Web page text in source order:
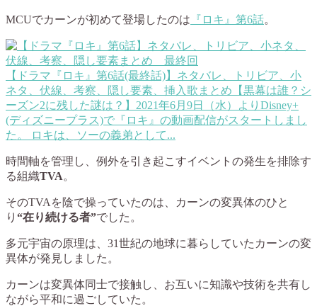
MCUでカーンが初めて登場したのは 『ロキ』第6話。
【ドラマ『ロキ』第6話(最終話)】ネタバレ、トリビア、小
ネタ、伏線、考察、隠し要素、挿入歌まとめ【黒幕は誰？シ
ーズン2に残した謎は？】 2021年6月9日（水）よりDisney+
(ディズニープラス)で『ロキ』の動画配信がスタートしまし
た。 ロキは、ソーの義弟として...
時間軸を管理し、例外を引き起こすイベントの発生を排除す
る組織TVA。
そのTVAを陰で操っていたのは、カーンの変異体のひと
り “在り続ける者”でした。
多元宇宙の原理は、31世紀の地球に暮らしていたカーンの変
異体が発見しました。
カーンは変異体同士で接触し、お互いに知識や技術を共有し
ながら平和に過ごしていた。